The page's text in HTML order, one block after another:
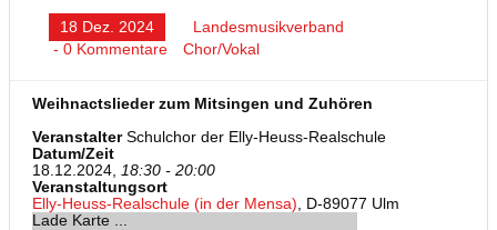
18 Dez. 2024
Landesmusikverband
- 0 Kommentare
Chor/Vokal
Weihnactslieder zum Mitsingen und Zuhören
VeranstalterSchulchor der Elly-Heuss-Realschule
Datum/Zeit
18.12.2024, 18:30 - 20:00
Veranstaltungsort
Elly-Heuss-Realschule (in der Mensa), D-89077 Ulm
Lade Karte ...